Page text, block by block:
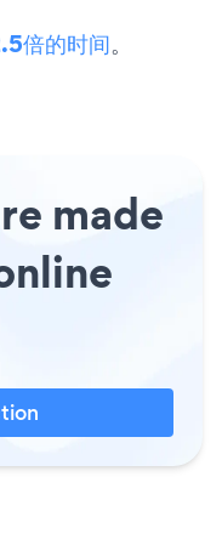
倍的时间。
made